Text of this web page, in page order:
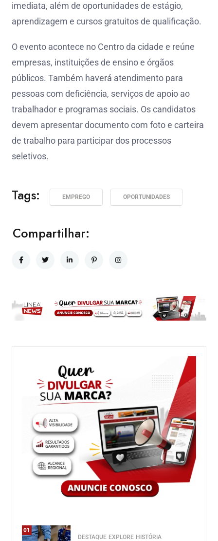
imediata, além de oportunidades de estágio,
aprendizagem e cursos gratuitos de qualificação.
O evento acontece no Centro da cidade e reúne
empresas, instituições de ensino e órgãos
públicos. Também haverá atendimento para
pessoas com deficiência, serviços de apoio ao
trabalhador e programas sociais. Os candidatos
devem apresentar documento com foto e carteira
de trabalho para participar dos processos
seletivos.
Tags: EMPREGO OPORTUNIDADES
Compartilhar:
01
DESTAQUE EXPLORE HISTÓRIA